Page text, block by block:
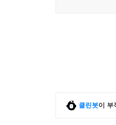
대구 지역은 전
주역으로 꼽힌
자신들을 이끌
클린봇이 부